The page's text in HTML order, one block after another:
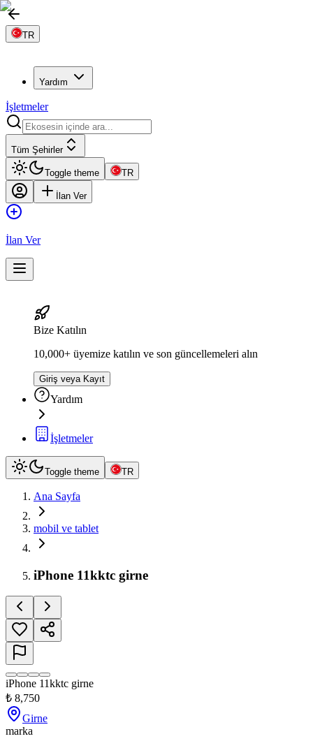
TR
Yardım
İşletmeler
Tüm Şehirler
Toggle theme TR
İlan Ver
İlan Ver
Bize Katılın
10,000+ üyemize katılın ve son güncellemeleri alın
Giriş veya Kayıt
Yardım
İşletmeler
Toggle theme TR
Ana Sayfa
mobil ve tablet
iPhone 11kktc girne
iPhone 11kktc girne
₺ 8,750
Girne
marka